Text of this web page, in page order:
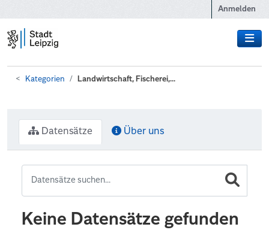
Anmelden
Kategorien Landwirtschaft, Fischerei,...
Datensätze Über uns
Keine Datensätze gefunden